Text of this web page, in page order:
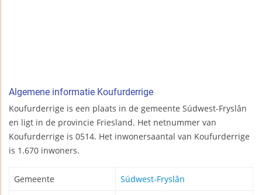
Algemene informatie Koufurderrige
Koufurderrige is een plaats in de gemeente Súdwest-Fryslân
en ligt in de provincie Friesland. Het netnummer van
Koufurderrige is 0514. Het inwonersaantal van Koufurderrige
is 1.670 inwoners.
Gemeente Súdwest-Fryslân